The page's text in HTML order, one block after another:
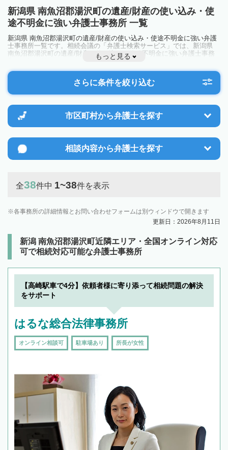
新潟県 南魚沼郡湯沢町の遺産/財産の使い込み・使
途不明金に強い弁護士事務所 一覧
新潟県 南魚沼郡湯沢町の遺産/財産の使い込み・使途不明金に強い弁護
士事務所一覧です。相続会議の「弁護士検索サービス」では、新潟県
南魚沼郡湯沢町の遺産/財産の使い込み・使途不明金に強い弁護士事務
所を一覧で見ることが出来ます。相続のトラブルやお悩みを抱えている
方は一度近隣の弁護士に相談してみましょう。
もっと見る
さらに条件を絞り込む
市区町村から弁護士を探す
相談内容から弁護士を探す
全38件中 1~38件を表示
各事務所の詳細情報とお問い合わせフォームは別ウィンドウで開きます
更新日：2026年8月11日
新潟 南魚沼郡湯沢町近隣エリア・全国オンライン対応
可で相続対応可能な弁護士事務所
【高崎駅車で4分】依頼者様に寄り添って相続問題の解決
をサポート
はるな総合法律事務所
オンライン相談可 駐車場あり 所長が女性